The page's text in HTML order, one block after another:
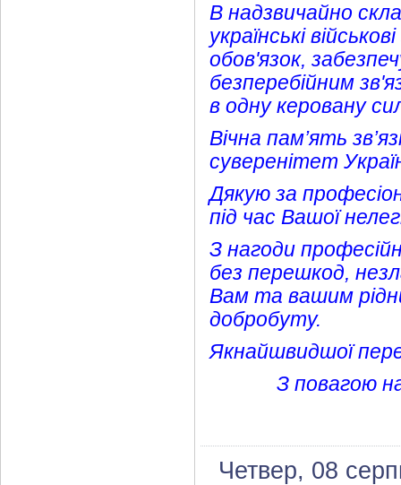
В надзвичайно
українські
обов'язок,
безперебійним
в одну керовану
Вічна пам’ять
суверенітет
Дякую за
під час Вашої
З нагоди
без перешкод,
Вам та вашим
добробуту.
Якнайшвидшої
З повагою
Четвер, 08